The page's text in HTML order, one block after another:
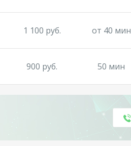
1 100 руб. от 40 мин
900 руб. 50 мин